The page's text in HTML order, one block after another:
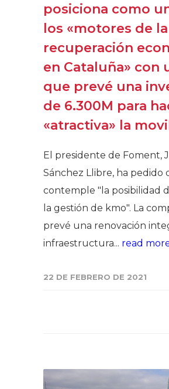
posiciona como
los «motores de la
recuperación
en Cataluña» con
que prevé una
de 6.300M para
«atractiva» la
El presidente de Foment,
Sánchez Llibre, ha pedido
contemple "la posibilidad
la gestión de kmo". La
prevé una renovación
infraestructura... read
22 DE FEBRERO DE 2021